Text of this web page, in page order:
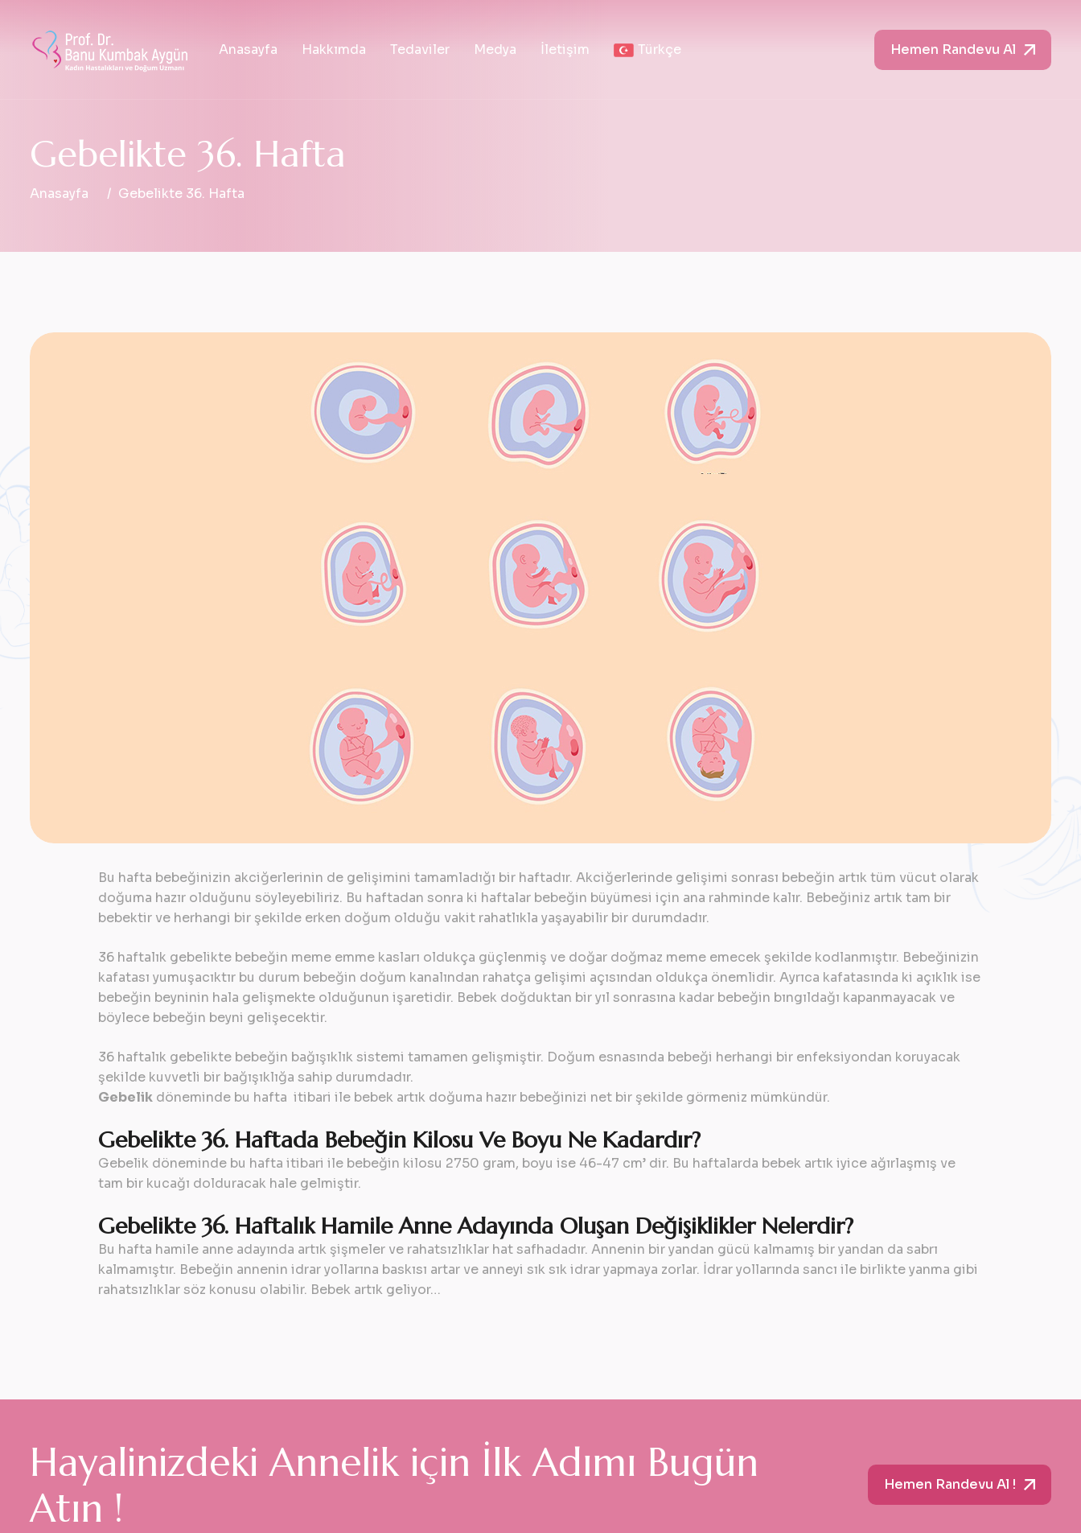
Anasayfa Hakkımda Tedaviler Medya İletişim Türkçe Hemen Randevu Al
Gebelikte 36. Hafta
Anasayfa Gebelikte 36. Hafta
Bu hafta bebeğinizin akciğerlerinin de gelişimini tamamladığı bir haftadır. Akciğerlerinde gelişimi sonrası bebeğin artık tüm vücut olarak
doğuma hazır olduğunu söyleyebiliriz. Bu haftadan sonra ki haftalar bebeğin büyümesi için ana rahminde kalır. Bebeğiniz artık tam bir
bebektir ve herhangi bir şekilde erken doğum olduğu vakit rahatlıkla yaşayabilir bir durumdadır.
36 haftalık gebelikte bebeğin meme emme kasları oldukça güçlenmiş ve doğar doğmaz meme emecek şekilde kodlanmıştır. Bebeğinizin
kafatası yumuşacıktır bu durum bebeğin doğum kanalından rahatça gelişimi açısından oldukça önemlidir. Ayrıca kafatasında ki açıklık ise
bebeğin beyninin hala gelişmekte olduğunun işaretidir. Bebek doğduktan bir yıl sonrasına kadar bebeğin bıngıldağı kapanmayacak ve
böylece bebeğin beyni gelişecektir.
36 haftalık gebelikte bebeğin bağışıklık sistemi tamamen gelişmiştir. Doğum esnasında bebeği herhangi bir enfeksiyondan koruyacak
şekilde kuvvetli bir bağışıklığa sahip durumdadır.
Gebelik döneminde bu hafta itibari ile bebek artık doğuma hazır bebeğinizi net bir şekilde görmeniz mümkündür.
Gebelikte 36. Haftada Bebeğin Kilosu Ve Boyu Ne Kadardır?
Gebelik döneminde bu hafta itibari ile bebeğin kilosu 2750 gram, boyu ise 46-47 cm’ dir. Bu haftalarda bebek artık iyice ağırlaşmış ve
tam bir kucağı dolduracak hale gelmiştir.
Gebelikte 36. Haftalık Hamile Anne Adayında Oluşan Değişiklikler Nelerdir?
Bu hafta hamile anne adayında artık şişmeler ve rahatsızlıklar hat safhadadır. Annenin bir yandan gücü kalmamış bir yandan da sabrı
kalmamıştır. Bebeğin annenin idrar yollarına baskısı artar ve anneyi sık sık idrar yapmaya zorlar. İdrar yollarında sancı ile birlikte yanma gibi
rahatsızlıklar söz konusu olabilir. Bebek artık geliyor…
Hayalinizdeki Annelik için İlk Adımı Bugün
Atın ! Hemen Randevu Al !